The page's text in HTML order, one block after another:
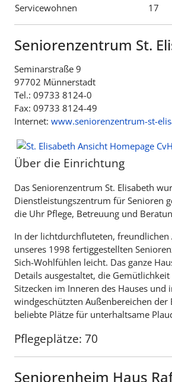
Servicewohnen
17
Seniorenzentrum St.
Seminarstraße 9
97702 Münnerstadt
Tel.: 09733 8124-0
Fax: 09733 8124-49
Internet: www.seniorenzentrum-st-
Über die Einrichtung
Das Seniorenzentrum St. Elisabeth
Dienstleistungszentrum für Senioren
die Uhr Pflege, Betreuung und
In der lichtdurchfluteten, freundlichen
unseres 1998 fertiggestellten
Sich-Wohlfühlen leicht. Das ganze
Details ausgestaltet, die
Sitzecken im Inneren des Hauses und
windgeschützten Außenbereichen der
beliebte Plätze für unterhaltsame
Pflegeplätze: 70
Seniorenheim Haus